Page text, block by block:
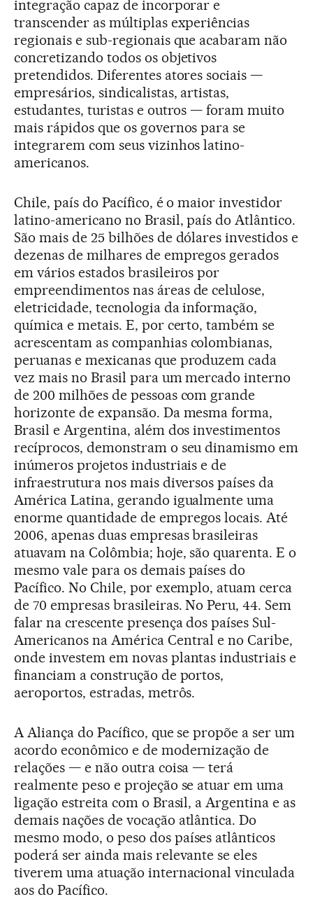
integração capaz de incorporar e
transcender as múltiplas experiências
regionais e sub-regionais que acabaram não
concretizando todos os objetivos
pretendidos. Diferentes atores sociais —
empresários, sindicalistas, artistas,
estudantes, turistas e outros — foram muito
mais rápidos que os governos para se
integrarem com seus vizinhos latino-
americanos.
Chile, país do Pacífico, é o maior investidor
latino-americano no Brasil, país do Atlântico.
São mais de 25 bilhões de dólares investidos e
dezenas de milhares de empregos gerados
em vários estados brasileiros por
empreendimentos nas áreas de celulose,
eletricidade, tecnologia da informação,
química e metais. E, por certo, também se
acrescentam as companhias colombianas,
peruanas e mexicanas que produzem cada
vez mais no Brasil para um mercado interno
de 200 milhões de pessoas com grande
horizonte de expansão. Da mesma forma,
Brasil e Argentina, além dos investimentos
recíprocos, demonstram o seu dinamismo em
inúmeros projetos industriais e de
infraestrutura nos mais diversos países da
América Latina, gerando igualmente uma
enorme quantidade de empregos locais. Até
2006, apenas duas empresas brasileiras
atuavam na Colômbia; hoje, são quarenta. E o
mesmo vale para os demais países do
Pacífico. No Chile, por exemplo, atuam cerca
de 70 empresas brasileiras. No Peru, 44. Sem
falar na crescente presença dos países Sul-
Americanos na América Central e no Caribe,
onde investem em novas plantas industriais e
financiam a construção de portos,
aeroportos, estradas, metrôs.
A Aliança do Pacífico, que se propõe a ser um
acordo econômico e de modernização de
relações — e não outra coisa — terá
realmente peso e projeção se atuar em uma
ligação estreita com o Brasil, a Argentina e as
demais nações de vocação atlântica. Do
mesmo modo, o peso dos países atlânticos
poderá ser ainda mais relevante se eles
tiverem uma atuação internacional vinculada
aos do Pacífico.